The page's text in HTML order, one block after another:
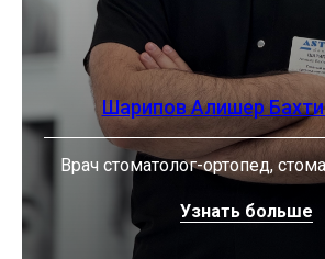
Шарипов Алишер
Врач стоматолог-ортопед,
Узнать больше